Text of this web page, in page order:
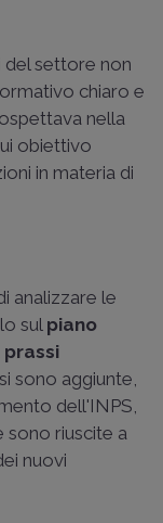
del settore non
chiaro e
nella
obiettivo
in materia di
analizzare le
sul piano
prassi
sono aggiunte,
dell'INPS,
sono riuscite a
nuovi